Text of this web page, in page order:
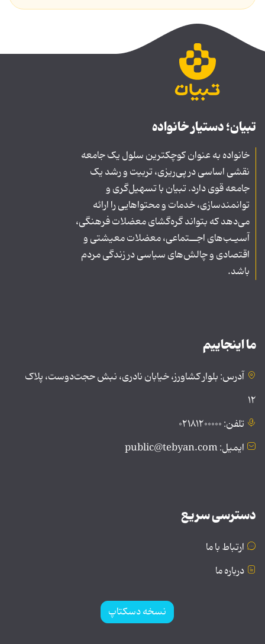
تبیان؛ دستیار خانواده
خانواده به عنوان کوچکترین سلول یک جامعه
نقشی اساسی در پی‌ریزی، تربیت و رشد یک
جامعه قوی دارد. تبیان با تسهیل‌گری و
توانمندسازی، خدمات و محتواهایی را ارائه
می‌دهد که بتواند گره‌گشای معضلات فرهنگی،
آسیـب‌های اجــتماعی، معضلات معیشتی و
اقتصادی و چالش‌های سیاسی در زندگی مردم
باشد.
ما اینجاییم
آدرس: بلوار کشاورز، خیابان نادری، نبش حجت‌دوست، پلاک
۱۲
تلفن: ۰۲۱۸۱۲۰۰۰۰۰
ایمیل: public@tebyan.com
دسترسی سریع
ارتباط با ما
درباره ما
نسخه دسکتاپ